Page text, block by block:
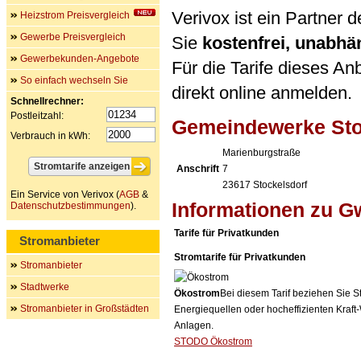
Verivox ist ein Partner
Sie kostenfrei,
Für die Tarife dieses
direkt online anmelden.
Gemeindewerke
Anschrift
Marienburgstraße
7
23617 Stockelsdorf
Informationen zu
Tarife für Privatkunden
Stromtarife für Privatkunden
Ökostrom Bei diesem Tarif beziehen Sie
Energiequellen oder hocheffizienten
Anlagen.
STODO Ökostrom
Heizstrom Preisvergleich
Gewerbe Preisvergleich
Gewerbekunden-Angebote
So einfach wechseln Sie
Schnellrechner:
Postleitzahl:
Verbrauch in kWh:
Ein Service von Verivox (AGB &
Datenschutzbestimmungen).
Stromanbieter
Stromanbieter
Stadtwerke
Stromanbieter in Großstädten